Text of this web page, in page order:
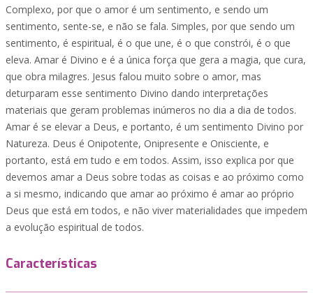
Complexo, por que o amor é um sentimento, e sendo um
sentimento, sente-se, e não se fala. Simples, por que sendo um
sentimento, é espiritual, é o que une, é o que constrói, é o que
eleva. Amar é Divino e é a única força que gera a magia, que cura,
que obra milagres. Jesus falou muito sobre o amor, mas
deturparam esse sentimento Divino dando interpretações
materiais que geram problemas inúmeros no dia a dia de todos.
Amar é se elevar a Deus, e portanto, é um sentimento Divino por
Natureza. Deus é Onipotente, Onipresente e Onisciente, e
portanto, está em tudo e em todos. Assim, isso explica por que
devemos amar a Deus sobre todas as coisas e ao próximo como
a si mesmo, indicando que amar ao próximo é amar ao próprio
Deus que está em todos, e não viver materialidades que impedem
a evolução espiritual de todos.
Características